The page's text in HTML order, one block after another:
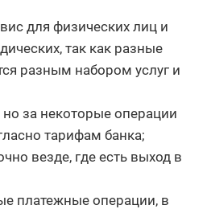
для физических лиц и
так как разные
разным набором услуг и
за некоторые операции
тарифам банка;
везде, где есть выход в
платежные операции, в